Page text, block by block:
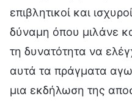
επιβλητικοί και
δύναμη όπου μιλάνε
τη δυνατότητα να
αυτά τα πράγματα
μια εκδήλωση της